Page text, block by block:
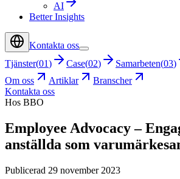
AI
Better Insights
Kontakta oss
Tjänster(01) Case(02) Samarbeten(03)
Om oss
Artiklar
Branscher
Kontakta oss
Hos BBO
Employee Advocacy –
anställda som
Publicerad 29 november 2023